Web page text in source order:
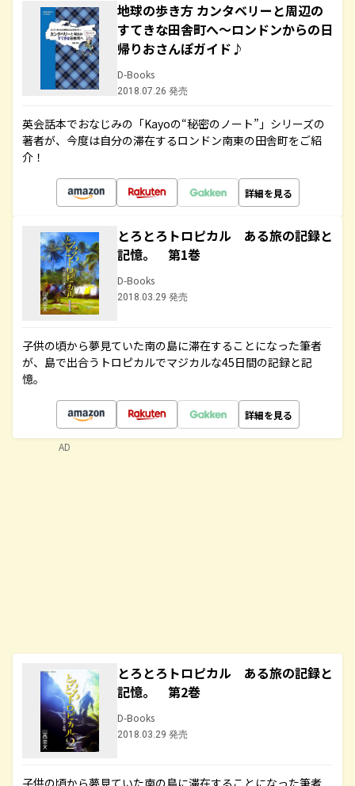
地球の歩き方 カンタベリーと周辺の
すてきな田舎町へ～ロンドンからの日
帰りおさんぽガイド♪
D-Books
2018.07.26 発売
英会話本でおなじみの「Kayoの“秘密のノート”」シリーズの
著者が、今度は自分の滞在するロンドン南東の田舎町をご紹
介！
詳細を見る
とろとろトロピカル ある旅の記録と
記憶。 第1巻
D-Books
2018.03.29 発売
子供の頃から夢見ていた南の島に滞在することになった筆者
が、島で出合うトロピカルでマジカルな45日間の記録と記
憶。
詳細を見る
とろとろトロピカル ある旅の記録と
記憶。 第2巻
D-Books
2018.03.29 発売
子供の頃から夢見ていた南の島に滞在することになった筆者
AD